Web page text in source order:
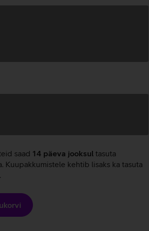
saad 14 päeva jooksul tasuta
Kuupakkumistele kehtib lisaks ka tasuta